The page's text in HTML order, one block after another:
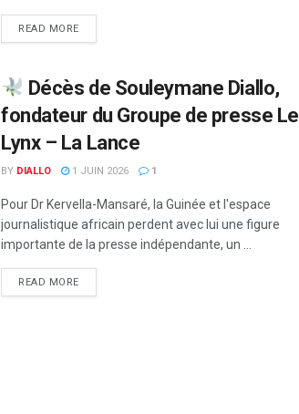
READ MORE
Décès de Souleymane Diallo,
fondateur du Groupe de presse Le
Lynx – La Lance
BY DIALLO 1 JUIN 2026 1
Pour Dr Kervella-Mansaré, la Guinée et l'espace
journalistique africain perdent avec lui une figure
importante de la presse indépendante, un ...
READ MORE